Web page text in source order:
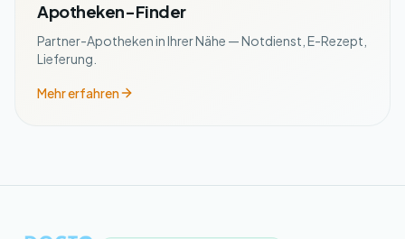
Apotheken-Finder
Partner-Apotheken in Ihrer Nähe — Notdienst, E-Rezept,
Lieferung.
Mehr erfahren